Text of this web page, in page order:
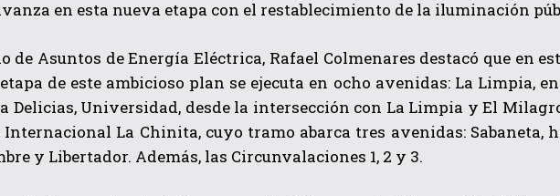
en esta nueva etapa con el restablecimiento de la iluminación
de Asuntos de Energía Eléctrica, Rafael Colmenares destacó que en
de este ambicioso plan se ejecuta en ocho avenidas: La Limpia,
Delicias, Universidad, desde la intersección con La Limpia y El
Internacional La Chinita, cuyo tramo abarca tres avenidas: Sabaneta,
y Libertador. Además, las Circunvalaciones 1, 2 y 3.